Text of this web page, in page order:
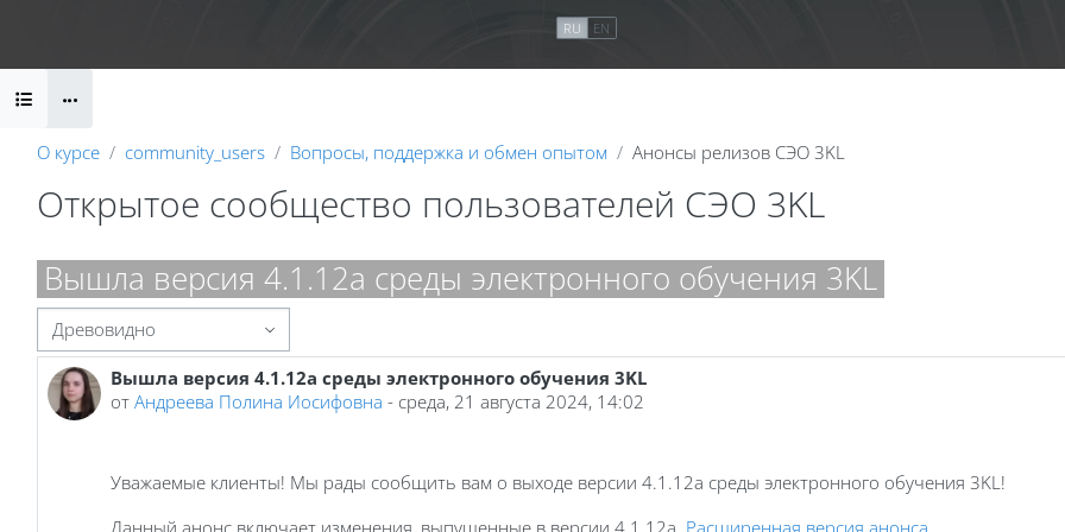
RU EN
Блоки
О курсе community_users Вопросы, поддержка и обмен опытом Анонсы релизов СЭО 3KL
Открытое сообщество пользователей СЭО 3KL
Блоки
Вышла версия 4.1.12a среды электронного обучения 3KL
Режим отображения
Вышла версия 4.1.12a среды электронного обучения 3KL
от Андреева Полина Иосифовна - среда, 21 августа 2024, 14:02
Количество ответов: 0
Уважаемые клиенты! Мы рады сообщить вам о выходе версии 4.1.12a среды электронного обучения 3KL!
Данный анонс включает изменения, выпущенные в версии 4.1.12a. Расширенная версия анонса.